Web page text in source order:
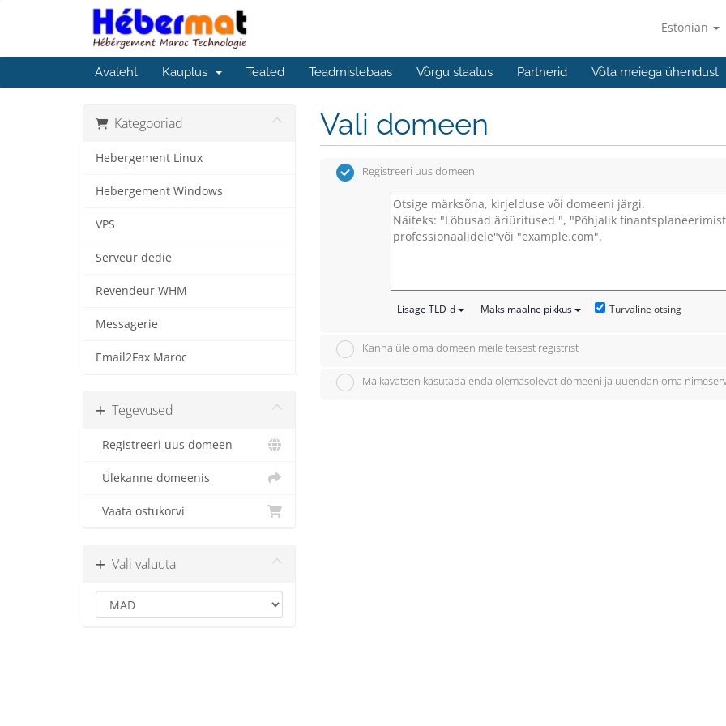
Estonian
Avaleht Kauplus Teated Teadmistebaas Võrgu staatus Partnerid Võta meiega ühendust
Kategooriad
Hebergement Linux
Hebergement Windows
VPS
Serveur dedie
Revendeur WHM
Messagerie
Email2Fax Maroc
Tegevused
Registreeri uus domeen
Ülekanne domeenis
Vaata ostukorvi
Vali valuuta
Vali domeen
Registreeri uus domeen
Lisage TLD-d Maksimaalne pikkus Turvaline otsing
Kanna üle oma domeen meile teisest registrist
Ma kavatsen kasutada enda olemasolevat domeeni ja uuendan oma